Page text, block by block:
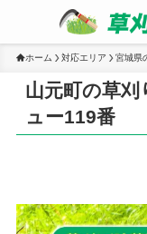
ホーム 対応エリア 宮城県
山元町の草
ュー119番